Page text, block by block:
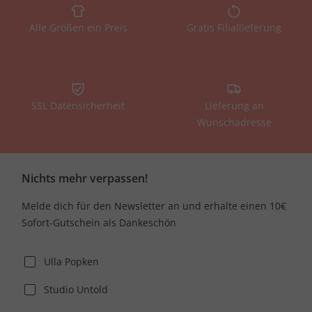
Alle Größen ein Preis Gratis Filiallieferung
SSL Datensicherheit
Lieferung an
Wunschadresse
Nichts mehr verpassen!
Melde dich für den Newsletter an und erhalte einen 10€
Sofort-Gutschein als Dankeschön
Ulla Popken
Studio Untold